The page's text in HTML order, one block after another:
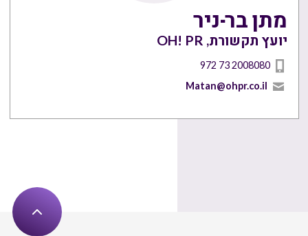
מתן בר-ניר
יועץ תקשורת, OH! PR
972 73 2008080
Matan@ohpr.co.il